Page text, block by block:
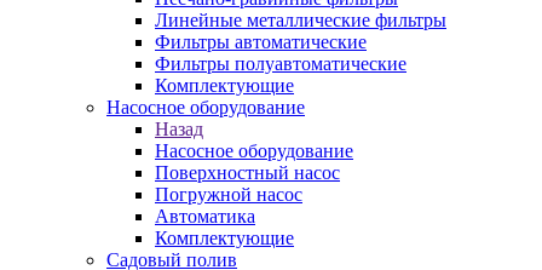
Линейные металлические фильтры
Фильтры автоматические
Фильтры полуавтоматические
Комплектующие
Насосное оборудование
Назад
Насосное оборудование
Поверхностный насос
Погружной насос
Автоматика
Комплектующие
Садовый полив